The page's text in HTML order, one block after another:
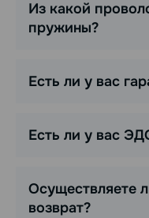
Из какой
пружины?
Есть ли у вас
Есть ли у вас
Осуществляете
возврат?